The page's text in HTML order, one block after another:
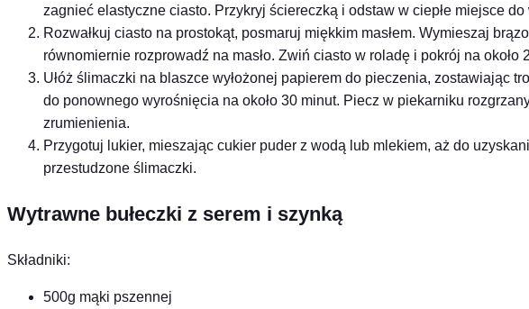
zagnieć elastyczne ciasto. Przykryj ściereczką i odstaw w ciepłe miejsce
Rozwałkuj ciasto na prostokąt, posmaruj miękkim masłem. Wymieszaj
równomiernie rozprowadź na masło. Zwiń ciasto w roladę i pokrój na około
Ułóż ślimaczki na blaszce wyłożonej papierem do pieczenia, zostawiając
do ponownego wyrośnięcia na około 30 minut. Piecz w piekarniku
zrumienienia.
Przygotuj lukier, mieszając cukier puder z wodą lub mlekiem, aż do
przestudzone ślimaczki.
Wytrawne bułeczki z serem i szynką
Składniki:
500g mąki pszennej